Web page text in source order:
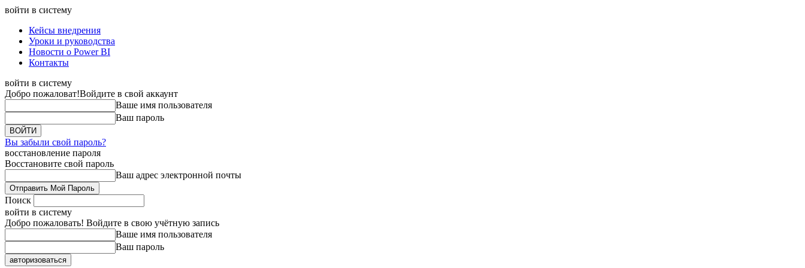
войти в систему
Кейсы внедрения
Уроки и руководства
Новости о Power BI
Контакты
войти в систему
Добро пожаловат!Войдите в свой аккаунт
Ваше имя пользователя
Ваш пароль
Вы забыли свой пароль?
восстановление пароля
Восстановите свой пароль
Ваш адрес электронной почты
Поиск
войти в систему
Добро пожаловать! Войдите в свою учётную запись
Ваше имя пользователя
Ваш пароль